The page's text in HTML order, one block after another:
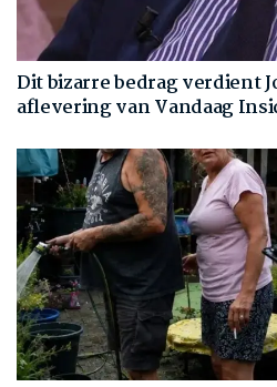
Dit bizarre bedrag verdient
aflevering van Vandaag